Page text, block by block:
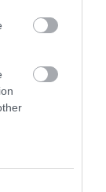
a pénz világát a
csirkecomb: a